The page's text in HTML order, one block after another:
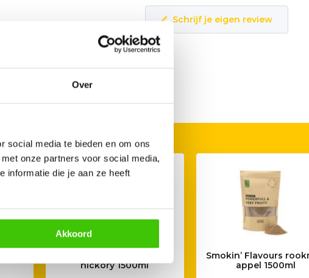
Over
social media te bieden en om ons
onze partners voor social media,
informatie die je aan ze heeft
Akkoord
Schrijf je eigen review
hickory 1500ml
Smokin’ Flavours
appel 1500ml